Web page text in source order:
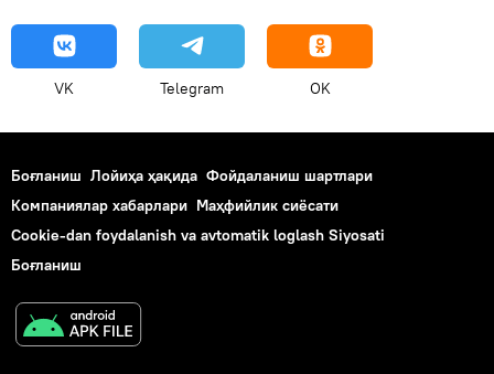
VK Telegram OK
Боғланиш Лойиҳа ҳақида Фойдаланиш шартлари
Компаниялар хабарлари Маҳфийлик сиёсати
Cookie-dan foydalanish va avtomatik loglash Siyosati
Боғланиш